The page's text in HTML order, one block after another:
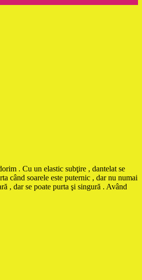
. Cu un elastic subţire , dantelat se
când soarele este puternic , dar nu numai
, dar se poate purta şi singură . Având